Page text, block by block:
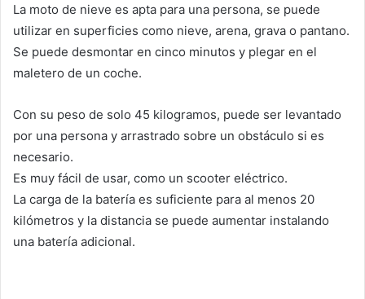
La moto de nieve es apta para una persona, se puede
utilizar en superficies como nieve, arena, grava o pantano.
Se puede desmontar en cinco minutos y plegar en el
maletero de un coche.
Con su peso de solo 45 kilogramos, puede ser levantado
por una persona y arrastrado sobre un obstáculo si es
necesario.
Es muy fácil de usar, como un scooter eléctrico.
La carga de la batería es suficiente para al menos 20
kilómetros y la distancia se puede aumentar instalando
una batería adicional.